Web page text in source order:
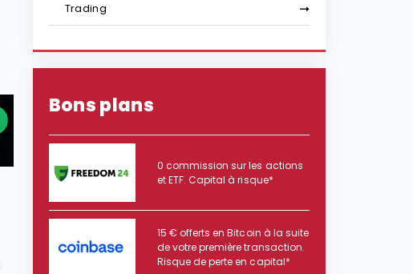
Trading
Bons plans
0 commission sur les actions
et ETF. Capital à risque*
15 € offerts en Bitcoin à la suite
de votre première transaction.
Risque de perte en capital*